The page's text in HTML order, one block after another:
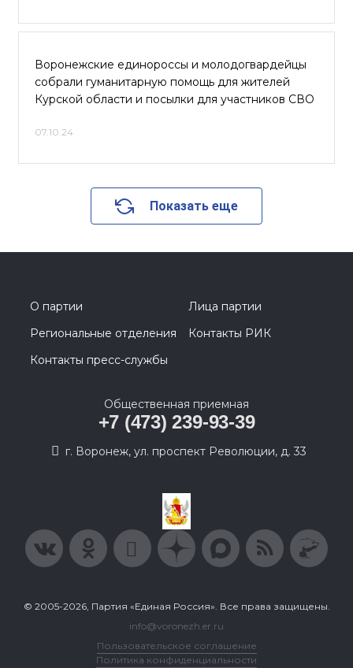
Воронежские единороссы и молодогвардейцы
собрали гуманитарную помощь для жителей
Курской области и посылки для участников СВО
07.10.24
Показать еще
О партии
Лица партии
Региональные отделения
Контакты РИК
Контакты пресс-службы
Общественная приемная
+7 (473) 239-93-39
г. Воронеж, ул. проспект Революции, д. 33
© 2005-2026, Партия «Единая Россия». Все права защищены.
info@voronezh.er.ru
Пользовательское соглашение
Политика конфиденциальности